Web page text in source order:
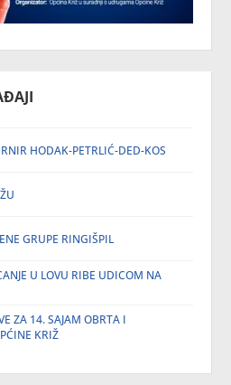
HODAK-PETRLIĆ-DED-KOS
GRUPE RINGIŠPIL
U LOVU RIBE UDICOM NA
ZA 14. SAJAM OBRTA I
KRIŽ